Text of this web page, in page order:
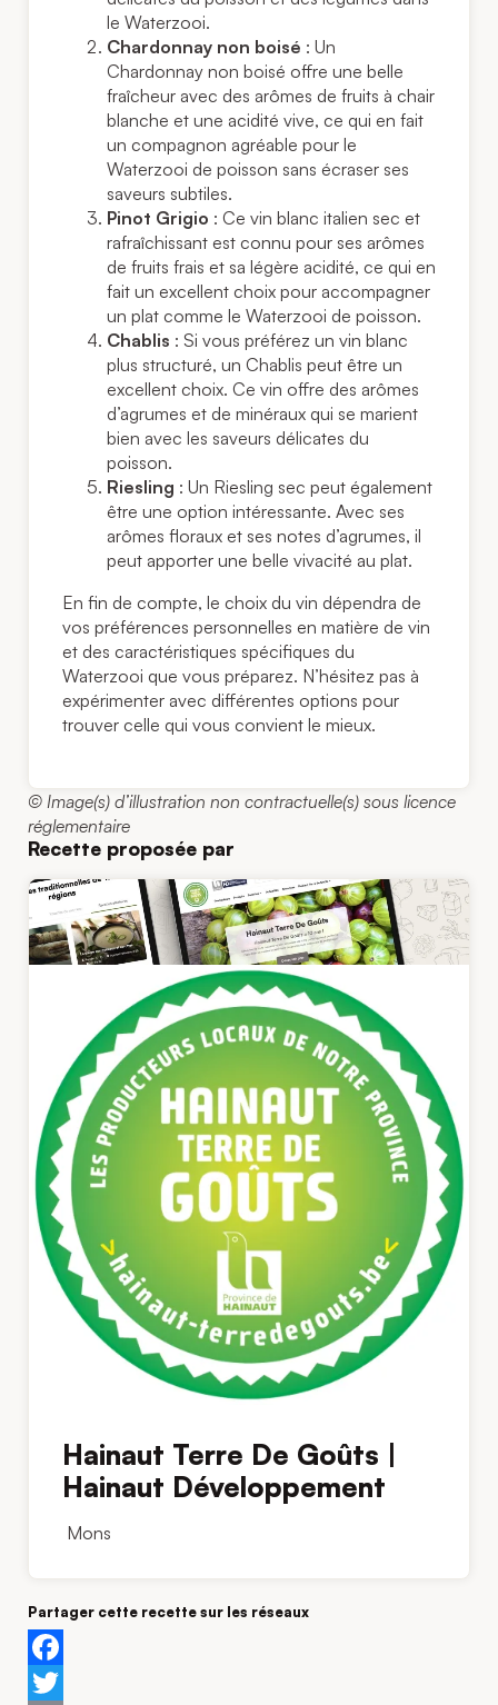
le Waterzooi.
Chardonnay non boisé : Un
Chardonnay non boisé offre une belle
fraîcheur avec des arômes de fruits à chair
blanche et une acidité vive, ce qui en fait
un compagnon agréable pour le
Waterzooi de poisson sans écraser ses
saveurs subtiles.
Pinot Grigio : Ce vin blanc italien sec et
rafraîchissant est connu pour ses arômes
de fruits frais et sa légère acidité, ce qui en
fait un excellent choix pour accompagner
un plat comme le Waterzooi de poisson.
Chablis : Si vous préférez un vin blanc
plus structuré, un Chablis peut être un
excellent choix. Ce vin offre des arômes
d’agrumes et de minéraux qui se marient
bien avec les saveurs délicates du
poisson.
Riesling : Un Riesling sec peut également
être une option intéressante. Avec ses
arômes floraux et ses notes d’agrumes, il
peut apporter une belle vivacité au plat.
En fin de compte, le choix du vin dépendra de
vos préférences personnelles en matière de vin
et des caractéristiques spécifiques du
Waterzooi que vous préparez. N’hésitez pas à
expérimenter avec différentes options pour
trouver celle qui vous convient le mieux.
© Image(s) d’illustration non contractuelle(s) sous licence
réglementaire
Recette proposée par
Hainaut Terre De Goûts |
Hainaut Développement
Mons
Partager cette recette sur les réseaux
Facebook